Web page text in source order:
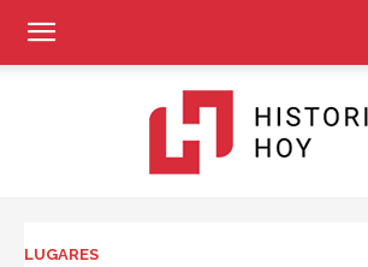
LUGARES